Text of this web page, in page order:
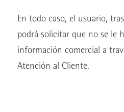
En todo caso, el usuario,
podrá solicitar que no se le
información comercial a
Atención al Cliente.